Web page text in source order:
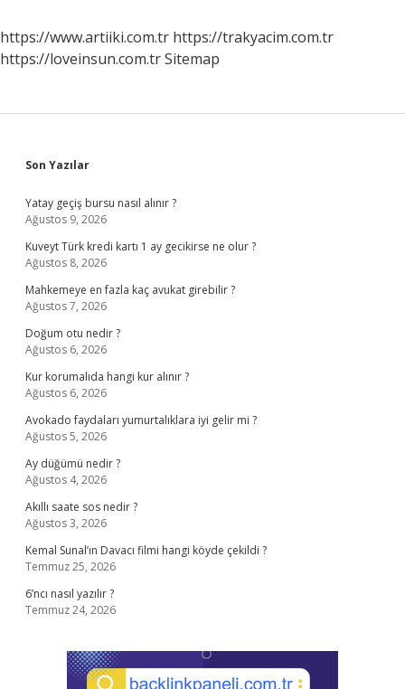
https://www.artiiki.com.tr https://trakyacim.com.tr
https://loveinsun.com.trSitemap
Sidebar
Son Yazılar
Yatay geçiş bursu nasıl alınır ?
Ağustos 9, 2026
Kuveyt Türk kredi kartı 1 ay gecikirse ne olur ?
Ağustos 8, 2026
Mahkemeye en fazla kaç avukat girebilir ?
Ağustos 7, 2026
Doğum otu nedir ?
Ağustos 6, 2026
Kur korumalıda hangi kur alınır ?
Ağustos 6, 2026
Avokado faydaları yumurtalıklara iyi gelir mi ?
Ağustos 5, 2026
Ay düğümü nedir ?
Ağustos 4, 2026
Akıllı saate sos nedir ?
Ağustos 3, 2026
Kemal Sunal’ın Davacı filmi hangi köyde çekildi ?
Temmuz 25, 2026
6’ncı nasıl yazılır ?
Temmuz 24, 2026